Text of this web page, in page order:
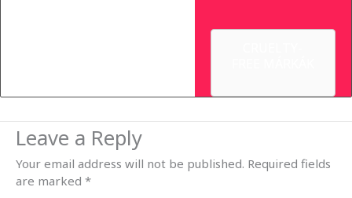
Leave a Reply
Your email address will not be published. Required fields
are marked *